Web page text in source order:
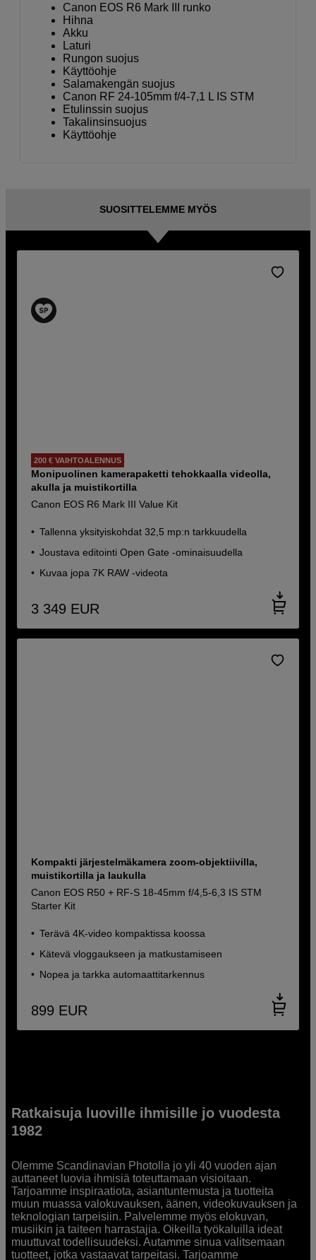
Canon EOS R6 Mark III runko
Hihna
Akku
Laturi
Rungon suojus
Käyttöohje
Salamakengän suojus
Canon RF 24-105mm f/4-7,1 L IS STM
Etulinssin suojus
Takalinsinsuojus
Käyttöohje
SUOSITTELEMME MYÖS
200 € VAIHTOALENNUS
Monipuolinen kamerapaketti tehokkaalla videolla,
akulla ja muistikortilla
Canon EOS R6 Mark III Value Kit
Tallenna yksityiskohdat 32,5 mp:n tarkkuudella
Joustava editointi Open Gate -ominaisuudella
Kuvaa jopa 7K RAW -videota
3 349 EUR
Kompakti järjestelmäkamera zoom-objektiivilla,
muistikortilla ja laukulla
Canon EOS R50 + RF-S 18-45mm f/4,5-6,3 IS STM
Starter Kit
Terävä 4K-video kompaktissa koossa
Kätevä vloggaukseen ja matkustamiseen
Nopea ja tarkka automaattitarkennus
899 EUR
Ratkaisuja luoville ihmisille jo vuodesta
1982
Olemme Scandinavian Photolla jo yli 40 vuoden ajan
auttaneet luovia ihmisiä toteuttamaan visioitaan.
Tarjoamme inspiraatiota, asiantuntemusta ja tuotteita
muun muassa valokuvauksen, äänen, videokuvauksen ja
teknologian tarpeisiin. Palvelemme myös elokuvan,
musiikin ja taiteen harrastajia. Oikeilla työkaluilla ideat
muuttuvat todellisuudeksi. Autamme sinua valitsemaan
tuotteet, jotka vastaavat tarpeitasi. Tarjoamme